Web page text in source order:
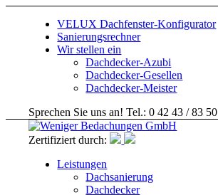
VELUX Dachfenster-Konfigurator
Sanierungsrechner
Wir stellen ein
Dachdecker-Azubi
Dachdecker-Gesellen
Dachdecker-Meister
Sprechen Sie uns an! Tel.: 0 42 43 / 83 50
Zertifiziert durch:
Leistungen
Dachsanierung
Dachdecker